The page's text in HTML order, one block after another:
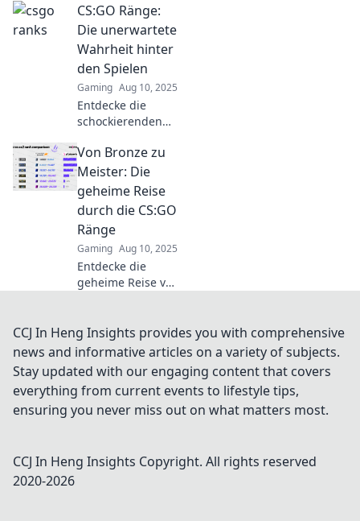
Bild deiner
Fähigkeiten zeigt
und welche
Faktoren wirklich
zählen!
CS:GO Ränge:
Die unerwartete
Wahrheit hinter
den Spielen
Gaming Aug 10, 2025
Entdecke die
schockierenden
CS:GO Ränge und
erfahre, warum sie
weit mehr als nur
Zahlen sind!
Von Bronze zu
Meister: Die
geheime Reise
durch die CS:GO
Ränge
Gaming Aug 10, 2025
Entdecke die
geheime Reise von
und Tricks, die
deinen
Rangaufstieg
revolutionieren
werden!
CCJ In Heng Insights provides you with comprehensive
news and informative articles on a variety of subjects.
Stay updated with our engaging content that covers
everything from current events to lifestyle tips,
ensuring you never miss out on what matters most.
CCJ In Heng Insights Copyright. All rights reserved
2020-2026